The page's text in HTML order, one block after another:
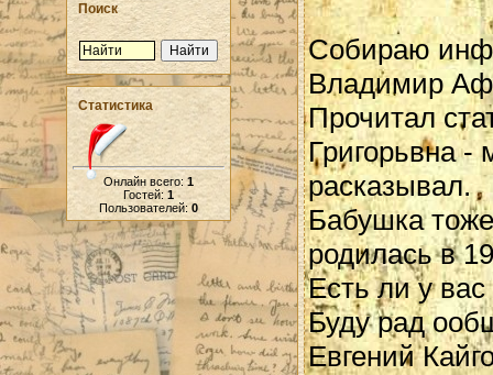
Поиск
Статистика
Онлайн всего:1
Гостей: 1
Пользователей:0
Собираю
Владимир
Прочитал
Григорьвна -
расказывал.
Бабушка
родилась в
Есть ли у
Буду рад
Евгений